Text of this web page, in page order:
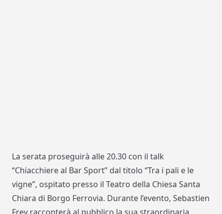
La serata proseguirà alle 20.30 con il talk
“Chiacchiere al Bar Sport” dal titolo “Tra i pali e le
vigne”, ospitato presso il Teatro della Chiesa Santa
Chiara di Borgo Ferrovia. Durante l’evento, Sebastien